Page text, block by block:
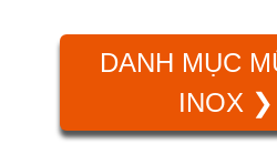
DANH MỤC
INOX